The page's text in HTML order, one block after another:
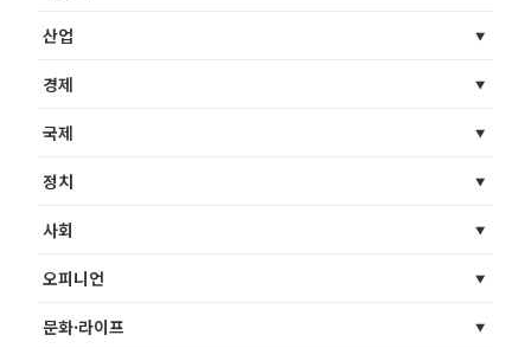
산업
경제
국제
정치
사회
오피니언
문화·라이프